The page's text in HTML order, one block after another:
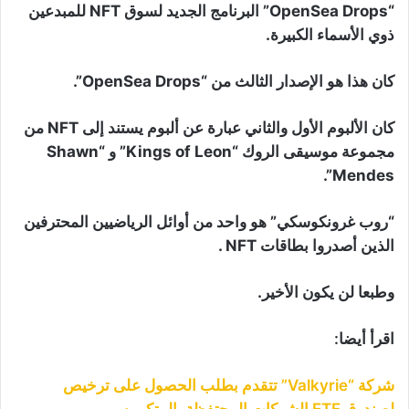
“OpenSea Drops” البرنامج الجديد لسوق NFT للمبدعين
ذوي الأسماء الكبيرة.
كان هذا هو الإصدار الثالث من “OpenSea Drops”.
كان الألبوم الأول والثاني عبارة عن ألبوم يستند إلى NFT من
مجموعة موسيقى الروك “Kings of Leon” و “Shawn
Mendes”.
“روب غرونكوسكي” هو واحد من أوائل الرياضيين المحترفين
الذين أصدروا بطاقات NFT .
وطبعا لن يكون الأخير.
اقرأ أيضا:
شركة “Valkyrie” تتقدم بطلب الحصول على ترخيص